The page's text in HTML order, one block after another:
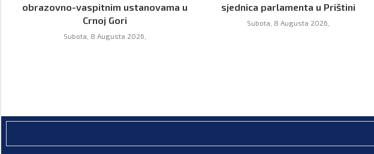
obrazovno-vaspitnim ustanovama u
Crnoj Gori
Subota, 8 Augusta 2026,
sjednica parlamenta u Prištini
Subota, 8 Augusta 2026,